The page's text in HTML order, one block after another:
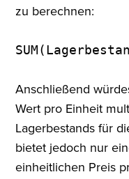
zu berechnen:
Anschließend
Wert pro Einheit
Lagerbestands für
bietet jedoch nur
einheitlichen Preis